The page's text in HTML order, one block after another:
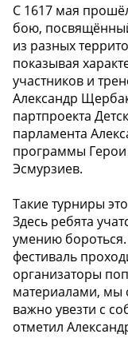
С 1617 мая
бою,
из разных
показывая
участников и
Александр
партпроекта
парламента
программы
Эсмурзиев.
Такие турниры
Здесь ребята
умению
фестиваль
организаторы
материалами, мы
важно увезти с
отметил